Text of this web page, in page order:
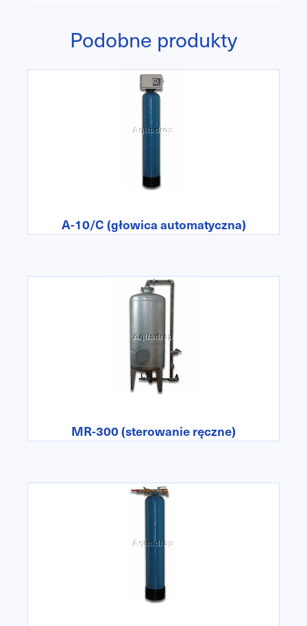
Podobne produkty
A-10/C (głowica automatyczna)
MR-300 (sterowanie ręczne)